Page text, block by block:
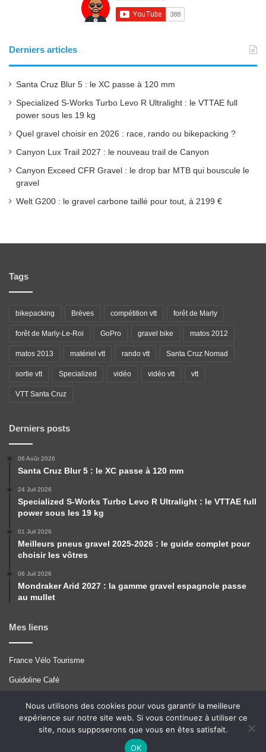
Derniers articles
Santa Cruz Blur 5 : le XC passe à 120 mm
Specialized S-Works Turbo Levo R Ultralight : le VTTAE full
power sous les 19 kg
Quel gravel choisir en 2026 : race, rando ou bikepacking ?
Canyon Lux Trail 2027 : le nouveau trail de Canyon
Canyon Exceed CFR Gravel : le drop bar MTB qui bouscule le
gravel
Welt G200 : le gravel carbone taillé pour tout, à 2199 €
Tags
bikepacking Brèves compétition vtt forêt de Marly
forêt de Marly-Le-Roi GoPro gravel bike matos 2012
matos 2013 matériel vtt rando vtt Santa Cruz Nomad
sortie vtt Specialized vidéo vidéo vtt vtt
VTT Santa Cruz
Derniers posts
06 Août 2026
Santa Cruz Blur 5 : le XC passe à 120 mm
24 Juil 2026
Specialized S-Works Turbo Levo R Ultralight : le VTTAE full
power sous les 19 kg
01 Juil 2026
Meilleurs pneus gravel 2025-2026 : le guide complet pour
choisir les vôtres
06 Juil 2026
Mondraker Arid 2027 : la gamme gravel espagnole passe
au mullet
Mes liens
France Vélo Tourisme
Guidoline Café
Tcrouzet
Nous utilisons des cookies pour vous garantir la meilleure
expérience sur notre site web. Si vous continuez à utiliser ce
site, nous supposerons que vous en êtes satisfait.
OK